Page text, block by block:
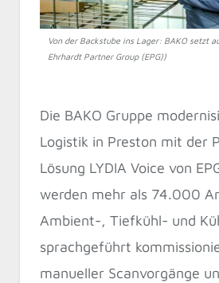
Von der Backstube ins Lager: BAKO setzt
Ehrhardt Partner Group (EPG))
Die BAKO Gruppe
Logistik in Preston mit der
Lösung LYDIA Voice von
werden mehr als 74.000
Ambient-, Tiefkühl- und
sprachgeführt
manueller Scanvorgänge